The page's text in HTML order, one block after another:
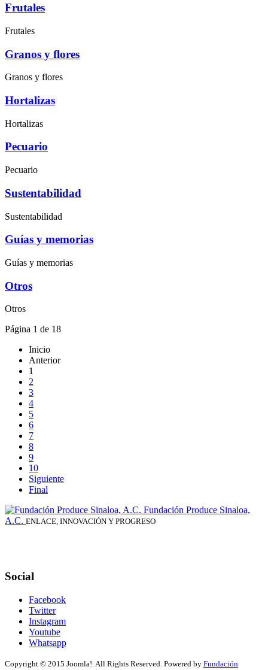
Frutales
Frutales
Granos y flores
Granos y flores
Hortalizas
Hortalizas
Pecuario
Pecuario
Sustentabilidad
Sustentabilidad
Guías y memorias
Guías y memorias
Otros
Otros
Página 1 de 18
Inicio
Anterior
1
2
3
4
5
6
7
8
9
10
Siguiente
Final
Fundación Produce Sinaloa,
A.C. ENLACE, INNOVACIÓN Y PROGRESO
Social
Facebook
Twitter
Instagram
Youtube
Whatsapp
Copyright © 2015 Joomla!. All Rights Reserved. Powered by Fundación